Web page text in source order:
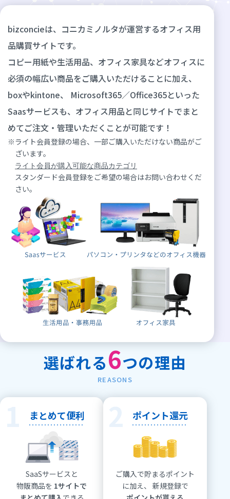
bizconcieは、コニカミノルタが運営するオフィス用
品購買サイトです。
コピー用紙や生活用品、オフィス家具などオフィスに
必須の幅広い商品をご購入いただけることに加え、
boxやkintone、
Microsoft365／Office365といった
Saasサービスも、オフィス用品と同じサイトでまと
めてご注文・管理いただくことが可能です！
※ライト会員登録の場合、一部ご購入いただけない商品がご
ざいます。
ライト会員が購入可能な商品カテゴリ
スタンダード会員登録をご希望の場合はお問い合わせくだ
さい。
選ばれる6つの理由
REASONS
まとめて便利
SaaSサービスと
物販商品を 1サイトで
ポイント還元
ご購入で貯まるポイント
に加え、 新規登録で